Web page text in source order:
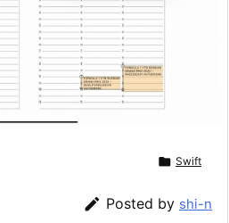
 Swift
 Posted by shi-n